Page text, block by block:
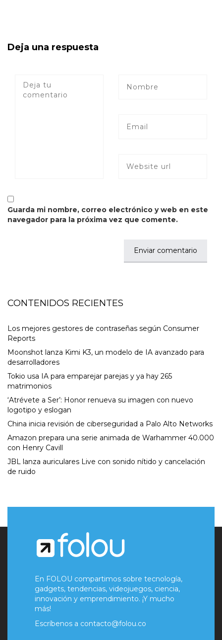
Deja una respuesta
Guarda mi nombre, correo electrónico y web en este
navegador para la próxima vez que comente.
CONTENIDOS RECIENTES
Los mejores gestores de contraseñas según Consumer
Reports
Moonshot lanza Kimi K3, un modelo de IA avanzado para
desarrolladores
Tokio usa IA para emparejar parejas y ya hay 265
matrimonios
‘Atrévete a Ser’: Honor renueva su imagen con nuevo
logotipo y eslogan
China inicia revisión de ciberseguridad a Palo Alto Networks
Amazon prepara una serie animada de Warhammer 40.000
con Henry Cavill
JBL lanza auriculares Live con sonido nítido y cancelación
de ruido
En FOLOU compartimos sobre tecnología,
gadgets, tendencias, videojuegos, ciencia,
innovación y emprendimiento. ¡Y mucho
más!
Escríbenos a contacto@folou.co